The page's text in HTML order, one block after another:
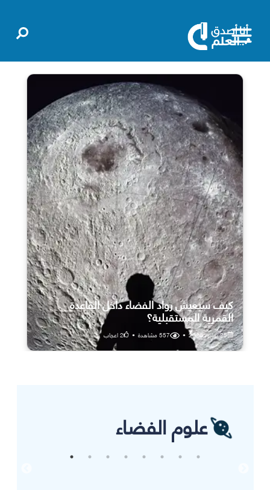
كيف سيعيش رواد الفضاء داخل القاعدة
القمرية المستقبلية؟
25 يوليو، 2026 •
557مشاهدة •
2اعجاب
علوم الفضاء